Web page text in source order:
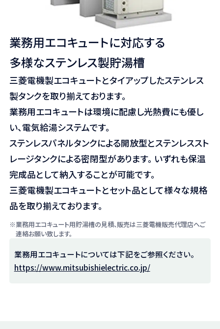
業務用エコキュートに対応する
多様なステンレス製貯湯槽
三菱電機製エコキュートとタイアップしたステンレス
製タンクを取り揃えております。
業務用エコキュートは環境に配慮し光熱費にも優し
い、電気給湯システムです。
ステンレスパネルタンクによる開放型とステンレススト
レージタンクによる密閉型があります。 いずれも保温
完成品として納入することが可能です。
三菱電機製エコキュートとセット品として様々な規格
品を取り揃えております。
※業務用エコキュート用貯湯槽の見積、販売は三菱電機販売代理店へご
連絡お願い致します。
業務用エコキュートについては下記をご参照ください。
https://www.mitsubishielectric.co.jp/